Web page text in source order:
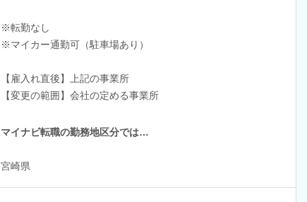
※転勤なし
※マイカー通勤可（駐車場あり）
【雇入れ直後】上記の事業所
【変更の範囲】会社の定める事業所
マイナビ転職の勤務地区分では…
宮崎県